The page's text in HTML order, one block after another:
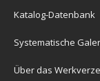
Katalog-Datenbank
Systematische
Über das